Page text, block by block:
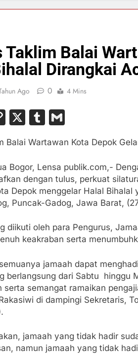
Taklim Balai
Dirangkai
Ago 0 4 Mins
Copy
X Tumblr
Balai Wartawan Kota Depok
Bogor, Lensa publik.com,-
dengan tulus, perkuat
Depok menggelar Halal
Puncak-Gadog, Jawa Barat,
diikuti oleh para Pengurus,
keakraban serta
jamaah dapat
berlangsung dari Sabtu hinggu
serta semangat ramaikan
di dampingi Sekretaris,
jamaah yang tidak hadir
namun jamaah yang tidak